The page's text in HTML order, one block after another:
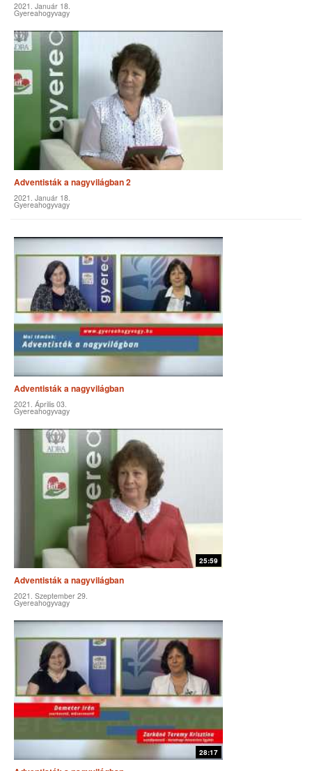
2021. Január 18.
Gyereahogyvagy
Adventisták a nagyvilágban 2
2021. Január 18.
Gyereahogyvagy
Adventisták a nagyvilágban
2021. Április 03.
Gyereahogyvagy
25:59
Adventisták a nagyvilágban
2021. Szeptember 29.
Gyereahogyvagy
28:17